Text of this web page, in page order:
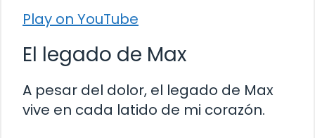
Play on YouTube
El legado de Max
A pesar del dolor, el legado de Max
vive en cada latido de mi corazón.